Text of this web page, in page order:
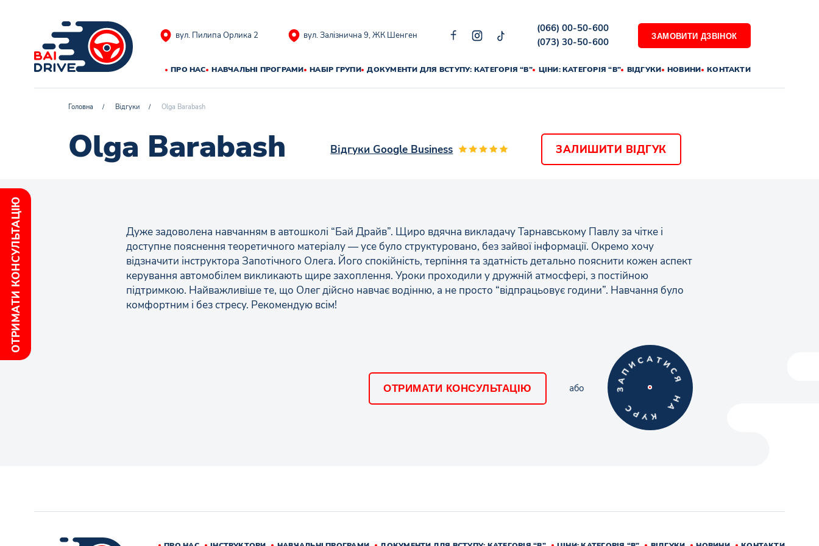
вул. Пилипа Орлика 2 вул. Залізнична 9, ЖК Шенген
(066) 00-50-600
(073) 30-50-600
ЗАМОВИТИ ДЗВІНОК
ПРО НАС НАВЧАЛЬНІ ПРОГРАМИ НАБІР ГРУПИ ДОКУМЕНТИ ДЛЯ ВСТУПУ: КАТЕГОРІЯ “В” ЦІНИ: КАТЕГОРІЯ “В” ВІДГУКИ НОВИНИ КОНТАКТИ
ОТРИМАТИ КОНСУЛЬТАЦІЮ
Головна / Відгуки/ Olga Barabash
Olga Barabash Відгуки Google Business ЗАЛИШИТИ ВІДГУК
Дуже задоволена навчанням в автошколі “Бай Драйв”. Щиро вдячна викладачу Тарнавському Павлу за чітке і
доступне пояснення теоретичного матеріалу — усе було структуровано, без зайвої інформації. Окремо хочу
відзначити інструктора Запотічного Олега. Його спокійність, терпіння та здатність детально пояснити кожен аспект
керування автомобілем викликають щире захоплення. Уроки проходили у дружній атмосфері, з постійною
підтримкою. Найважливіше те, що Олег дійсно навчає водінню, а не просто “відпрацьовує години”. Навчання було
комфортним і без стресу. Рекомендую всім!
ОТРИМАТИ КОНСУЛЬТАЦІЮ або